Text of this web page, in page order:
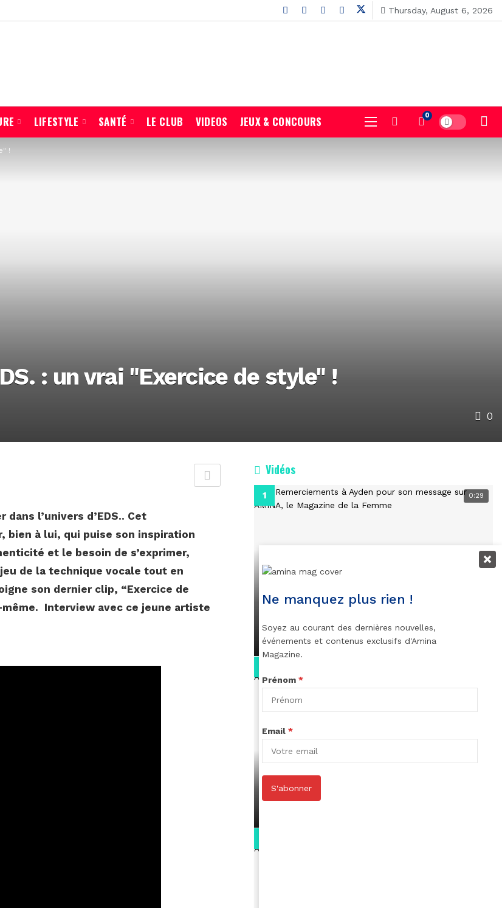
Thursday, August 6, 2026
LIFESTYLE SANTÉ LE CLUB VIDEOS JEUX & CONCOURS 0
!
: un vrai "Exercice de style" !
0
l’univers d’EDS.. Cet
bien à lui, qui puise son inspiration
et le besoin de s’exprimer,
de la technique vocale tout en
son dernier clip, “Exercice de
Interview avec ce jeune artiste
Vidéos
0:29
VIDEOS
message sur AMINA, le Magazine de la
Rédaction April 1, 2022
Stacy passe un message
Ne manquez plus rien !
Soyez au courant des dernières nouvelles,
événements et contenus exclusifs d'Amina
Magazine.
Prénom *
Email *
S'abonner